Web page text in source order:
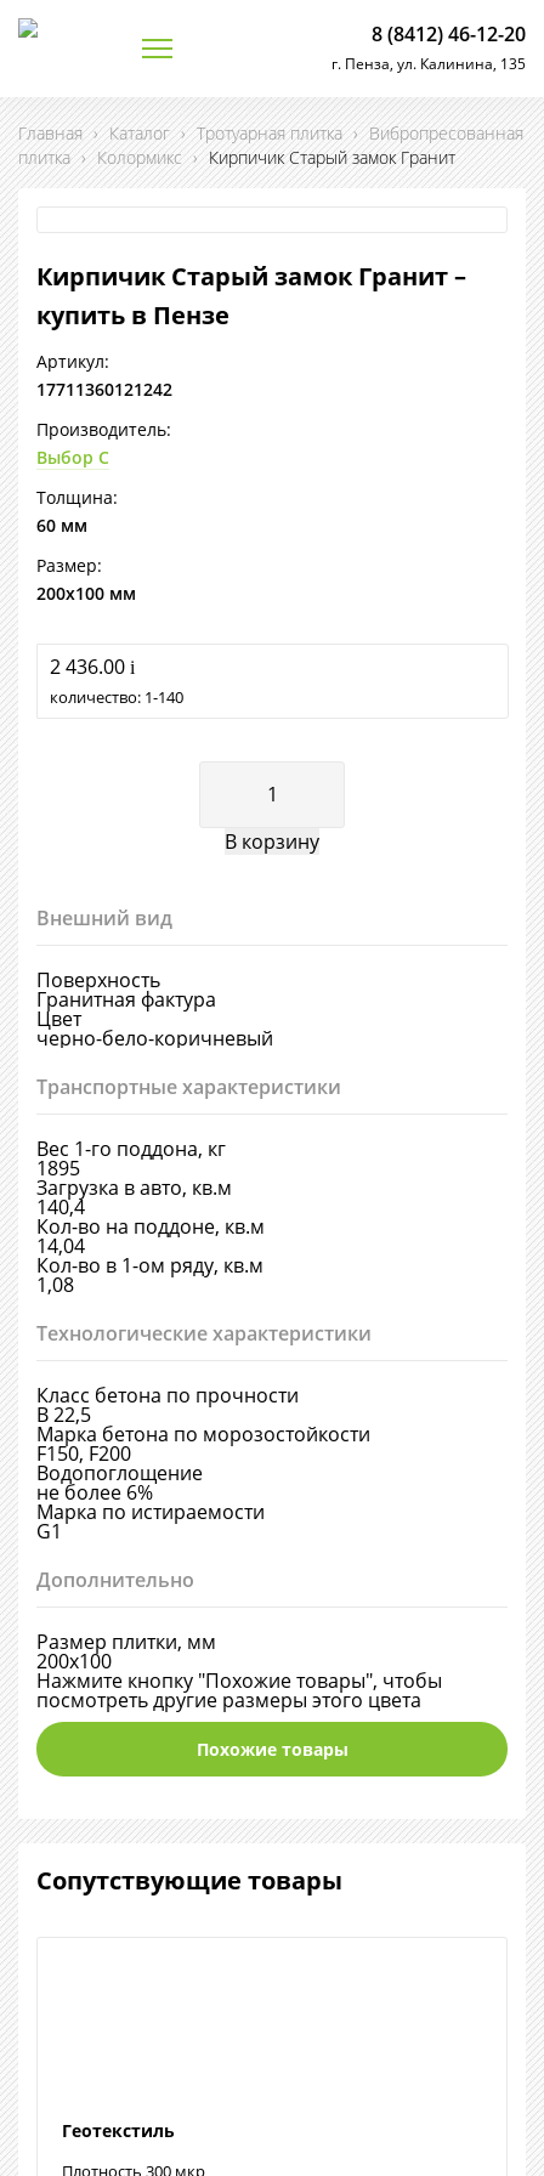
8 (8412) 46-12-20
г. Пенза, ул. Калинина, 135
Главная › Каталог › Тротуарная плитка › Вибропресованная
плитка › Колормикс › Кирпичик Старый замок Гранит
Кирпичик Старый замок Гранит –
купить в Пензе
Артикул:
17711360121242
Производитель:
Выбор С
Толщина:
60 мм
Размер:
200х100 мм
2 436.00 i
количество: 1 140
Внешний вид
Поверхность
Гранитная фактура
Цвет
черно-бело-коричневый
Транспортные характеристики
Вес 1-го поддона, кг
1895
Загрузка в авто, кв.м
140,4
Кол-во на поддоне, кв.м
14,04
Кол-во в 1-ом ряду, кв.м
1,08
Технологические характеристики
Класс бетона по прочности
В 22,5
Марка бетона по морозостойкости
F150, F200
Водопоглощение
не более 6%
Марка по истираемости
G1
Дополнительно
Размер плитки, мм
200х100
Нажмите кнопку "Похожие товары", чтобы
посмотреть другие размеры этого цвета
Похожие товары
Сопутствующие товары
Геотекстиль
Плотность 300 мкр